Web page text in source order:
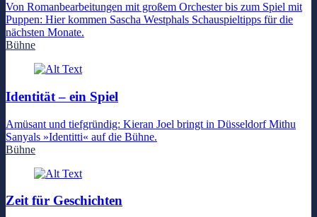
Von Romanbearbeitungen mit großem Orchester bis zum Spiel mit
Puppen: Hier kommen Sascha Westphals Schauspieltipps für die
nächsten Monate.
Bühne
Identität – ein Spiel
Amüsant und tiefgründig: Kieran Joel bringt in Düsseldorf Mithu
Sanyals »Identitti« auf die Bühne.
Bühne
Zeit für Geschichten